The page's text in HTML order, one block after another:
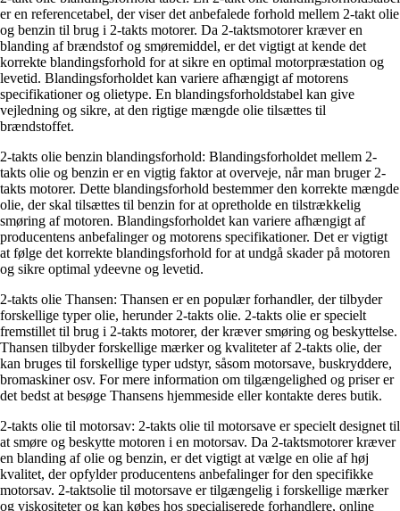
er en referencetabel, der viser det anbefalede forhold mellem 2-takt olie
og benzin til brug i 2-takts motorer. Da 2-taktsmotorer kræver en
blanding af brændstof og smøremiddel, er det vigtigt at kende det
korrekte blandingsforhold for at sikre en optimal motorpræstation og
levetid. Blandingsforholdet kan variere afhængigt af motorens
specifikationer og olietype. En blandingsforholdstabel kan give
vejledning og sikre, at den rigtige mængde olie tilsættes til
brændstoffet.
2-takts olie benzin blandingsforhold: Blandingsforholdet mellem 2-
takts olie og benzin er en vigtig faktor at overveje, når man bruger 2-
takts motorer. Dette blandingsforhold bestemmer den korrekte mængde
olie, der skal tilsættes til benzin for at opretholde en tilstrækkelig
smøring af motoren. Blandingsforholdet kan variere afhængigt af
producentens anbefalinger og motorens specifikationer. Det er vigtigt
at følge det korrekte blandingsforhold for at undgå skader på motoren
og sikre optimal ydeevne og levetid.
2-takts olie Thansen: Thansen er en populær forhandler, der tilbyder
forskellige typer olie, herunder 2-takts olie. 2-takts olie er specielt
fremstillet til brug i 2-takts motorer, der kræver smøring og beskyttelse.
Thansen tilbyder forskellige mærker og kvaliteter af 2-takts olie, der
kan bruges til forskellige typer udstyr, såsom motorsave, buskryddere,
bromaskiner osv. For mere information om tilgængelighed og priser er
det bedst at besøge Thansens hjemmeside eller kontakte deres butik.
2-takts olie til motorsav: 2-takts olie til motorsave er specielt designet til
at smøre og beskytte motoren i en motorsav. Da 2-taktsmotorer kræver
en blanding af olie og benzin, er det vigtigt at vælge en olie af høj
kvalitet, der opfylder producentens anbefalinger for den specifikke
motorsav. 2-taktsolie til motorsave er tilgængelig i forskellige mærker
og viskositeter og kan købes hos specialiserede forhandlere, online